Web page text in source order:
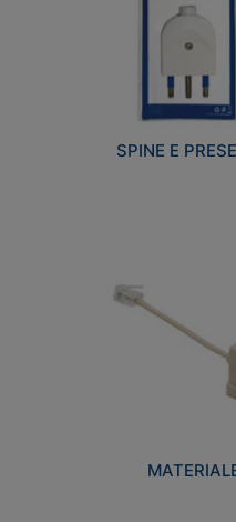
SPINE E